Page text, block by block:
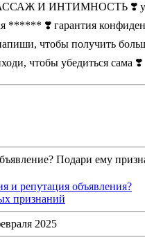
И ИНТИМНОСТЬ ❣️
****** ❣️ гарантия
чтобы получить
чтобы убедиться сама ❣️
Подари ему
и репутация объявления?
признаний
2025